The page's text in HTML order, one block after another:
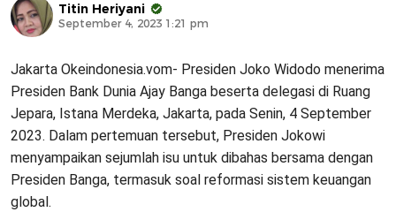
Titin Heriyani
September 4, 2023 1:21 pm
Jakarta Okeindonesia.vom- Presiden Joko Widodo menerima
Presiden Bank Dunia Ajay Banga beserta delegasi di Ruang
Jepara, Istana Merdeka, Jakarta, pada Senin, 4 September
2023. Dalam pertemuan tersebut, Presiden Jokowi
menyampaikan sejumlah isu untuk dibahas bersama dengan
Presiden Banga, termasuk soal reformasi sistem keuangan
global.